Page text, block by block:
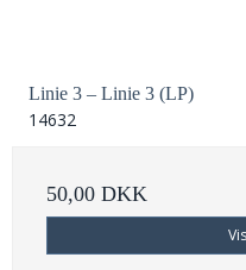
Linie 3 – Linie 3 (LP)
14632
50,00 DKK